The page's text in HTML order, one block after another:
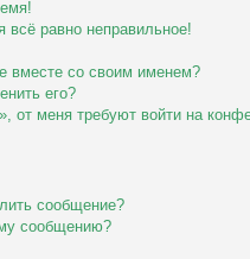
равно неправильное!
вместе со своим именем?
его?
от меня требуют войти на
сообщение?
сообщению?